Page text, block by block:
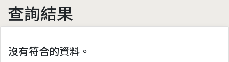
查詢結果
沒有符合的資料。